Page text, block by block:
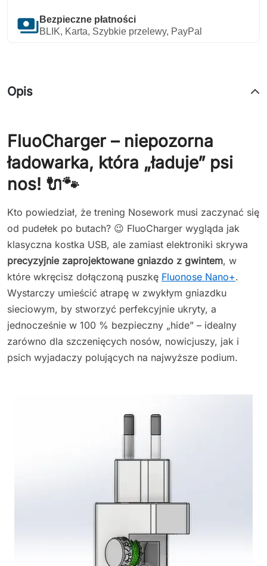
payments Bezpieczne płatności
BLIK, Karta, Szybkie przelewy, PayPal
Opis
FluoCharger – niepozorna
ładowarka, która „ładuje” psi
nos! 🔌🐾
Kto powiedział, że trening Nosework musi zaczynać się
od pudełek po butach? 😉 FluoCharger wygląda jak
klasyczna kostka USB, ale zamiast elektroniki skrywa
precyzyjnie zaprojektowane gniazdo z gwintem, w
które wkręcisz dołączoną puszkę Fluonose Nano+.
Wystarczy umieścić atrapę w zwykłym gniazdku
sieciowym, by stworzyć perfekcyjnie ukryty, a
jednocześnie w 100 % bezpieczny „hide” – idealny
zarówno dla szczenięcych nosów, nowicjuszy, jak i
psich wyjadaczy polujących na najwyższe podium.